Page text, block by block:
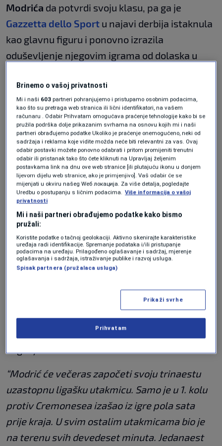
Modrića da potvrdi svoju klasu, pa ga je
Gazzetta dello Sport u najavi derbija istaknula
kao glavnu figuru i ponovno izrazila
oduševljenje njegovim igrama od dolaska u
“AC Milan sanja o Scudettu,
Modrić nikad ne staje: nema
nikoga kao što je on u
Europi”
“Luka zna kako to napraviti. Jer je u svojoj
karijeri osvojio sve što se može osvojiti i
naviknut je na vrh tabele. Lukine se noge neće
tresti jer je već pokazao da zna kako ih koristiti,
i to na veliki način – ne samo kako bi stvarao
nogomet, već i kako bi pomogao timu kada nije
u posjedu, svojim intervencijama kao vezni
naslovu napominju kako “nema niti koga poput
Modrića u Europi”, pišeGazzettau svom
tekstu, a onda spominje Modrićevu
“Modrić će večeras započeti svoju trinaestu
uzastopnu ligašku utakmicu. Samo je u 1. kolu
protiv Cremonesea izašao iz igre pola sata
prije kraja. U svim ostalim utakmicama bio je
na terenu svih devedeset minuta. Jedanaest
Brinemo o vašoj privatnosti
Mi i naši 603 partneri pohranjujemo i pristupamo osobnim podacima,
kao što su pretraga web stranica ili lični identifikatori, na vašem
računaru . Odabir Prihvatam omogućava praćenje tehnologije kako bi se
pružila podrška dolje prikazanim svrhama na osnovu kojih mi i naši
partneri obrađujemo podatke Ukoliko je praćenje onemogućeno, neki od
sadržaja i reklama koje vidite možda neće biti relevantni za vas. Ovaj
odabir postavki možete ponovno odabrati i pritom promijeniti trenutni
odabir ili pristanak tako što ćete kliknuti na Upravljaj željenim
postavkama link na dnu ove web stranice [ili plutajuću ikonu u donjem
lijevom dijelu web stranice, ako je primjenjivo]. Vaš odabir će se
mijenjati u okviru našeg Wеб локација. Za više detalja, pogledajte
Uredbu o postupanju s ličnim podacima. Više informacija o vašoj
privatnosti
Mi i naši partneri obrađujemo podatke kako bismo
pružali:
Koristite podatke o tačnoj geolokaciji. Aktivno skenirajte karakteristike
uređaja radi identifikacije. Spremanje podataka i/ili pristupanje
podacima na uređaju. Prilagođeno oglašavanje i sadržaj, mjerenje
oglašavanja i sadržaja, istraživanje publike i razvoj usluga.
Spisak partnera (pružalaca usluga)
Prikaži svrhe
Prihvatam